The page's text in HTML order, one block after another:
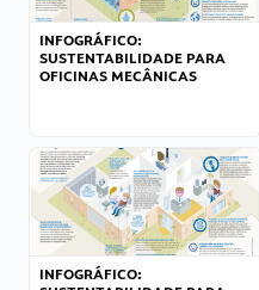
INFOGRÁFICO:
SUSTENTABILIDADE PARA
OFICINAS MECÂNICAS
INFOGRÁFICO: